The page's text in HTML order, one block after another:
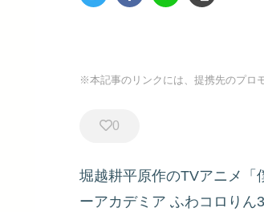
※本記事のリンクには、提携先のプロ
0
堀越耕平原作のTVアニメ「
ーアカデミア ふわコロりん3